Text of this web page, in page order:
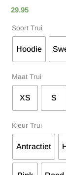
29.95
Soort Trui
Hoodie
Maat Trui
XS S
Kleur Trui
Antractiet